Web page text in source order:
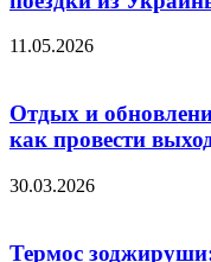
11.05.2026
Отдых и
как провести
30.03.2026
Термос